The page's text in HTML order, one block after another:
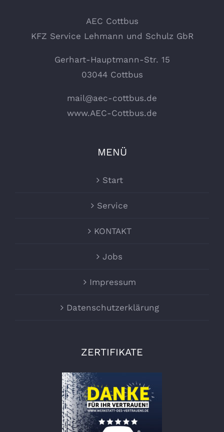
AEC Cottbus
KFZ Service Lehmann und Schulz GbR
Gerhart-Hauptmann-Str. 15
03044 Cottbus
mail@aec-cottbus.de
www.AEC-Cottbus.de
MENÜ
Start
Service
KONTAKT
Jobs
Impressum
Datenschutzerklärung
ZERTIFIKATE